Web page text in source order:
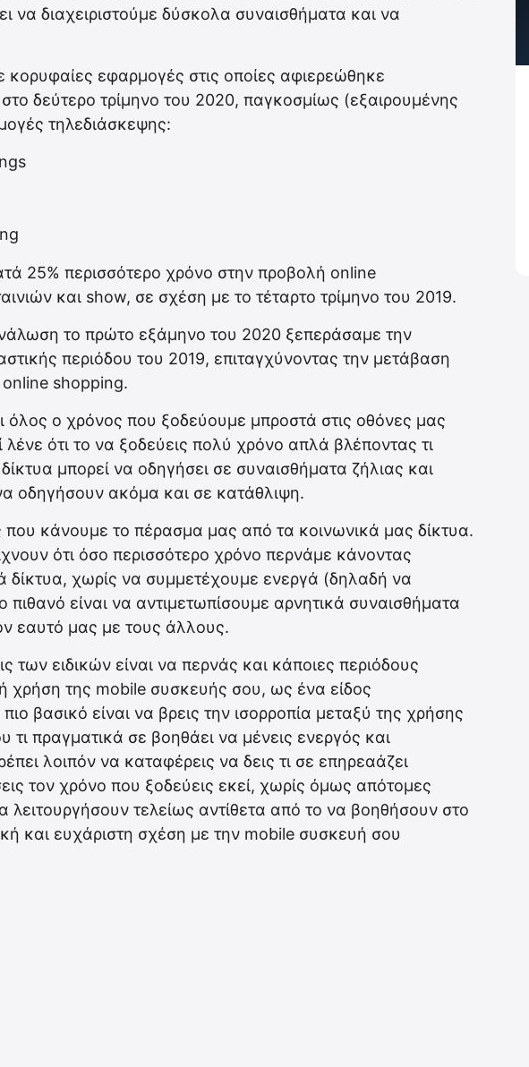
να διαχειριστούμε δύσκολα συναισθήματα και να
κορυφαίες εφαρμογές στις οποίες αφιερεώθηκε
δεύτερο τρίμηνο του 2020, παγκοσμίως (εξαιρουμένης
τηλεδιάσκεψης:
25% περισσότερο χρόνο στην προβολή online
και show, σε σχέση με το τέταρτο τρίμηνο του 2019.
το πρώτο εξάμηνο του 2020 ξεπεράσαμε την
περιόδου του 2019, επιταγχύνοντας την μετάβαση
online shopping.
όλος ο χρόνος που ξοδεύουμε μπροστά στις οθόνες μας
λένε ότι το να ξοδεύεις πολύ χρόνο απλά βλέποντας τι
μπορεί να οδηγήσει σε συναισθήματα ζήλιας και
οδηγήσουν ακόμα και σε κατάθλιψη.
που κάνουμε το πέρασμα μας από τα κοινωνικά μας δίκτυα.
ότι όσο περισσότερο χρόνο περνάμε κάνοντας
δίκτυα, χωρίς να συμμετέχουμε ενεργά (δηλαδή να
πιθανό είναι να αντιμετωπίσουμε αρνητικά συναισθήματα
εαυτό μας με τους άλλους.
των ειδικών είναι να περνάς και κάποιες περιόδους
χρήση της mobile συσκευής σου, ως ένα είδος
βασικό είναι να βρεις την ισορροπία μεταξύ της χρήσης
τι πραγματικά σε βοηθάει να μένεις ενεργός και
λοιπόν να καταφέρεις να δεις τι σε επηρεαάζει
τον χρόνο που ξοδεύεις εκεί, χωρίς όμως απότομες
λειτουργήσουν τελείως αντίθετα από το να βοηθήσουν στο
και ευχάριστη σχέση με την mobile συσκευή σου